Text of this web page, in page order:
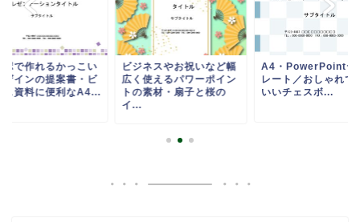
ポで作れるかっこい
ザインの提案書・ビ
ス資料に便利なA4...
ビジネスやお祝いなど幅
広く使えるパワーポイン
トの素材・扇子と桜の
イ...
A4・PowerPointテ
レート／おしゃれで
いいチェスボ...